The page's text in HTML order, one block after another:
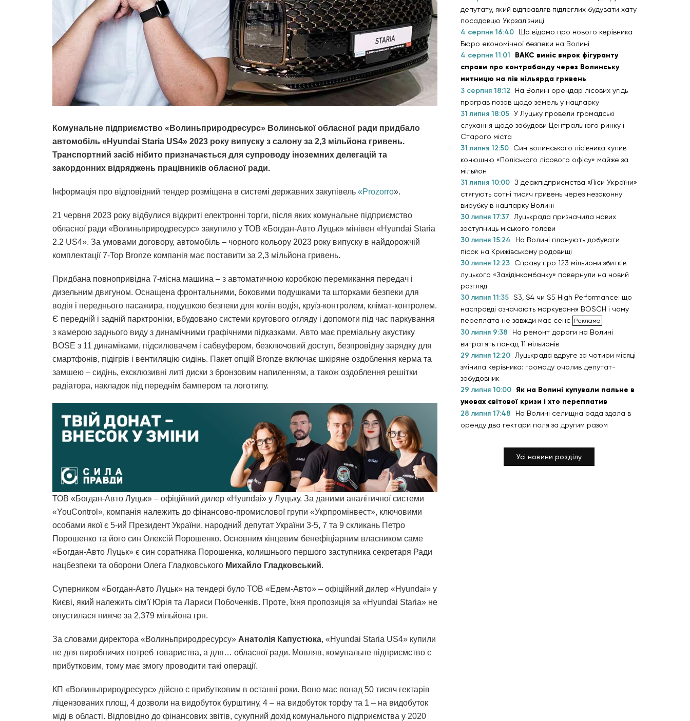
Комунальне підприємство «Волиньприродресурс» Волинської обласної ради придбало
автомобіль «Hyundai Staria US4» 2023 року випуску з салону за 2,3 мільйона гривень.
Транспортний засіб нібито призначається для супроводу іноземних делегацій та
закордонних відряджень працівників обласної ради.
Інформація про відповідний тендер розміщена в системі державних закупівель «Prozorro».
21 червня 2023 року відбулися відкриті електронні торги, після яких комунальне підприємство
обласної ради «Волиньприродресурс» закупило у ТОВ «Богдан-Авто Луцьк» мінівен «Hyundai Staria
2.2 US4». За умовами договору, автомобіль – чорного кольору 2023 року випуску в найдорожчій
комплектації 7-Top Bronze компанія має поставити за 2,3 мільйона гривень.
Придбана повнопривідна 7-місна машина – з автоматичною коробкою перемикання передач і
дизельним двигуном. Оснащена фронтальними, боковими подушками та шторками безпеки для
водія і переднього пасажира, подушкою безпеки для колін водія, круїз-контролем, клімат-контролем.
Є передній і задній парктроніки, вбудовано системи кругового огляду і допомоги під час паркування
з камерою заднього виду з динамічними графічними підказками. Авто має преміальну акустику
BOSE з 11 динаміками, підсилювачем і сабвуфером, безключовий доступ, безпровідну зарядку для
смартфонів, підігрів і вентиляцію сидінь. Пакет опцій Bronze включає шкіряне оздоблення керма та
замшею – сидінь, ексклюзивні литі диски з бронзовим напиленням, а також оздоблення решітки
радіатора, накладок під переднім бампером та логотипу.
ТОВ «Богдан-Авто Луцьк» – офіційний дилер «Hyundai» у Луцьку. За даними аналітичної системи
«YouControl», компанія належить до фінансово-промислової групи «Укрпромінвест», ключовими
особами якої є 5-ий Президент України, народний депутат України 3-5, 7 та 9 скликань Петро
Порошенко та його син Олексій Порошенко. Основним кінцевим бенефіціарним власником саме
«Богдан-Авто Луцьк» є син соратника Порошенка, колишнього першого заступника секретаря Ради
нацбезпеки та оборони Олега Гладковського Михайло Гладковський.
Суперником «Богдан-Авто Луцьк» на тендері було ТОВ «Едем-Авто» – офіційний дилер «Hyundai» у
Києві, який належить сім’ї Юрія та Лариси Побоченків. Проте, їхня пропозиція за «Hyundai Staria» не
опустилася нижче за 2,379 мільйона грн.
За словами директора «Волиньприродресурсу» Анатолія Капустюка, «Hyundai Staria US4» купили
не для виробничих потреб товариства, а для… обласної ради. Мовляв, комунальне підприємство є
прибутковим, тому має змогу проводити такі операції.
КП «Волиньприродресурс» дійсно є прибутковим в останні роки. Воно має понад 50 тисяч гектарів
ліцензованих площ, 4 дозволи на видобуток бурштину, 4 – на видобуток торфу та 1 – на видобуток
міді в області. Відповідно до фінансових звітів, сукупний дохід комунального підприємства у 2020
депутату, який відправляв підлеглих будувати хату
посадовцю Укрзалізниці
4 серпня 16:40
Що відомо про нового керівника
Бюро економічної безпеки на Волині
4 серпня 11:01
ВАКС виніс вирок фігуранту
справи про контрабанду через Волинську
митницю на пів мільярда гривень
3 серпня 18:12
На Волині орендар лісових угідь
програв позов щодо земель у нацпарку
31 липня 18:05 У Луцьку провели громадські
слухання щодо забудови Центрального ринку і
Старого міста
31 липня 12:50
Син волинського лісівника купив
конюшню «Поліського лісового офісу» майже за
мільйон
31 липня 10:00 З держпідприємства «Ліси України»
стягують сотні тисяч гривень через незаконну
вирубку в нацпарку Волині
30 липня 17:37
Луцькрада призначила нових
заступниць міського голови
30 липня 15:24
На Волині планують добувати
пісок на Крижівському родовищі
30 липня 12:23
Справу про 123 мільйони збитків
луцького «Західінкомбанку» повернули на новий
розгляд
30 липня 11:35 S3, S4 чи S5 High Performance: що
насправді означають маркування BOSCH і чому
переплата не завжди має сенс
30 липня 9:38
На ремонт дороги на Волині
витратять понад 11 мільйонів
29 липня 12:20 Луцькрада вдруге за чотири місяці
змінила керівника: громаду очолив депутат-
забудовник
29 липня 10:00 Як на Волині купували пальне в
умовах світової кризи і хто переплатив
28 липня 17:48
На Волині селищна рада здала в
оренду два гектари поля за другим разом
Усі новини розділу